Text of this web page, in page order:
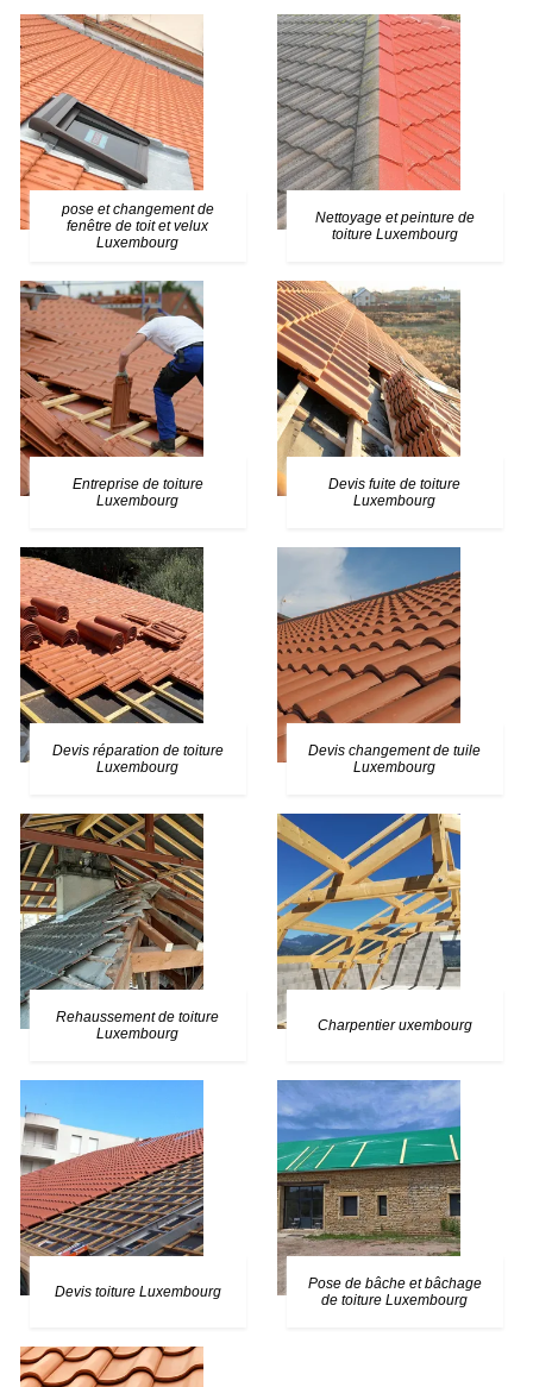
pose et changement de
fenêtre de toit et velux
Luxembourg
Nettoyage et peinture de
toiture Luxembourg
Entreprise de toiture
Luxembourg
Devis fuite de toiture
Luxembourg
Devis réparation de toiture
Luxembourg
Devis changement de tuile
Luxembourg
Rehaussement de toiture
Luxembourg
Charpentier uxembourg
Devis toiture Luxembourg
Pose de bâche et bâchage
de toiture Luxembourg